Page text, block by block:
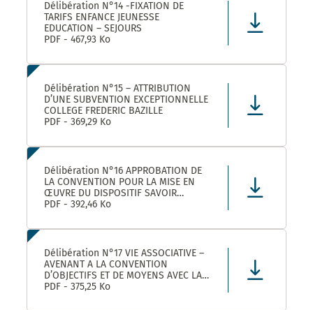
Délibération N°14 -FIXATION DE
TARIFS ENFANCE JEUNESSE
EDUCATION – SEJOURS
PDF - 467,93 Ko
Délibération N°15 – ATTRIBUTION
D’UNE SUBVENTION EXCEPTIONNELLE
COLLEGE FREDERIC BAZILLE
PDF - 369,29 Ko
Délibération N°16 APPROBATION DE
LA CONVENTION POUR LA MISE EN
ŒUVRE DU DISPOSITIF SAVOIR
ROULER A VELO AVEC MONTPELLIER
PDF - 392,46 Ko
Délibération N°17 VIE ASSOCIATIVE –
AVENANT A LA CONVENTION
D’OBJECTIFS ET DE MOYENS AVEC LA
FEDERATION REGIONALE DES
PDF - 375,25 Ko